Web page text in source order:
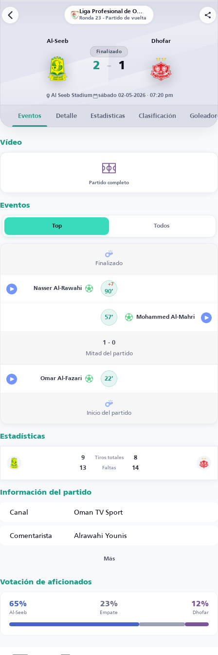
Liga Profesional de Omán
Ronda 23 - Partido de vuelta
Al-Seeb
2
Finalizado
1
Dhofar
Al Seeb Stadium sábado 02-05-2026 · 07:20 pm
Eventos Detalle Estadísticas Clasificación
Vídeo
Partido completo
Eventos
Top Todos
Finalizado
Nasser Al-Rawahi 90’
+7
57’ Mohammed Al-Mahri
1 - 0
Mitad del partido
Omar Al-Fazari 22’
Inicio del partido
Estadísticas
9 Tiros totales
8
13
Faltas 14
Información del partido
Canal
Oman TV Sport
Comentarista
Alrawahi Younis
Más
Votación de aficionados
65%
Al-Seeb
23%
Empate
12%
Dhofar